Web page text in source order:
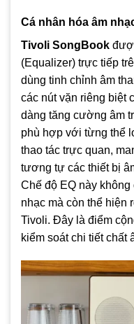
Cá nhân hóa âm
Tivoli SongBook
(Equalizer) trực tiếp
dùng tinh chỉnh âm
các nút vặn riêng biệt
dàng tăng cường âm
phù hợp với từng thể
thao tác trực quan,
tương tự các thiết bị
Chế độ EQ này
nhạc mà còn thể hiện
Tivoli. Đây là điểm
kiểm soát chi tiết chất